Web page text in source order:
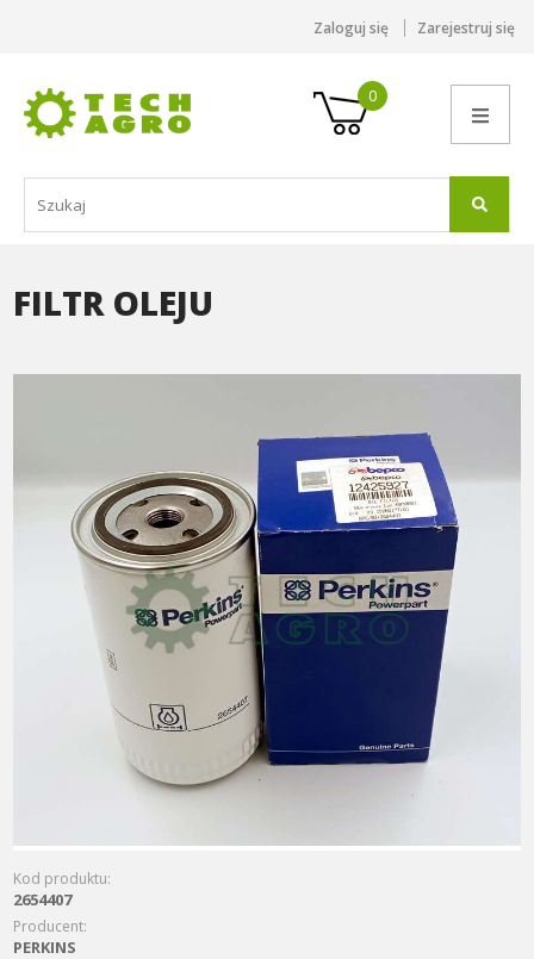
Zaloguj się Zarejestruj się
0
FILTR OLEJU
Kod produktu:
2654407
Producent:
PERKINS